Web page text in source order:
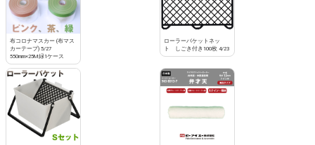
布コロナマスカー (布マス
カーテープ) 5/27
550mm×25M緑1ケース
ローラーバケットネッ
ト しごき付き100枚 4/23